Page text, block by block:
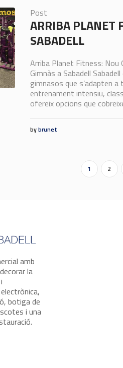
Post
ARRIBA PLANET
SABADELL
Arriba Planet Fitness: Nou
Gimnàs a Sabadell
gimnasos que s’adapten
entrenament intensiu,
ofereix opcions que
bybrunet
1 2
amb
la
botiga de
i una